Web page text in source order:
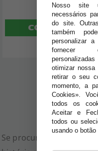
,29€
COMPRAR
Imposto Incluído
1 2
Se procura reviver os
Nosso site
necessários
do site.
também
personalizar
fornecer
otimizar
retirar o seu
momento, a
Cookies».
todos os
Aceitar e
todos ou
usando o